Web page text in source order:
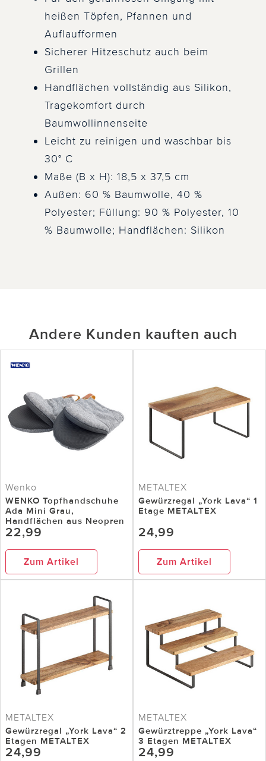
heißen Töpfen, Pfannen und
Auflaufformen
Sicherer Hitzeschutz auch beim
Grillen
Handflächen vollständig aus Silikon,
Tragekomfort durch
Baumwollinnenseite
Leicht zu reinigen und waschbar bis
30° C
Maße (B x H): 18,5 x 37,5 cm
Außen: 60 % Baumwolle, 40 %
Polyester; Füllung: 90 % Polyester, 10
% Baumwolle; Handflächen: Silikon
Andere Kunden kauften auch
Wenko
WENKO Topfhandschuhe
Ada Mini Grau,
Handflächen aus Neopren
22,99
Zum Artikel
METALTEX
Gewürzregal „York Lava“ 1
Etage METALTEX
24,99
Zum Artikel
METALTEX
Gewürzregal „York Lava“ 2
Etagen METALTEX
24,99
METALTEX
Gewürztreppe „York Lava“
3 Etagen METALTEX
24,99